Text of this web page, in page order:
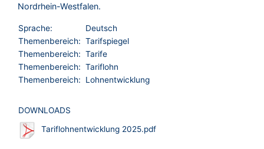
Nordrhein-Westfalen.
Sprache:
Deutsch
Themenbereich: Tarifspiegel
Themenbereich: Tarife
Themenbereich: Tariflohn
Themenbereich:
Lohnentwicklung
DOWNLOADS
Tariflohnentwicklung 2025.pdf